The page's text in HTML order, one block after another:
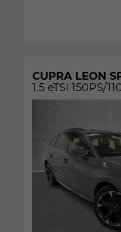
CUPRA LEON
1.5 eTSI 150PS/